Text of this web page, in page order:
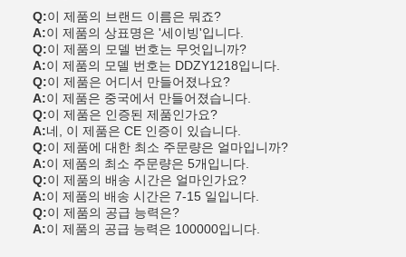
Q:이 제품의 브랜드 이름은 뭐죠?
A:이 제품의 상표명은 '세이빙'입니다.
Q:이 제품의 모델 번호는 무엇입니까?
A:이 제품의 모델 번호는 DDZY1218입니다.
Q:이 제품은 어디서 만들어졌나요?
A:이 제품은 중국에서 만들어졌습니다.
Q:이 제품은 인증된 제품인가요?
A:네, 이 제품은 CE 인증이 있습니다.
Q:이 제품에 대한 최소 주문량은 얼마입니까?
A:이 제품의 최소 주문량은 5개입니다.
Q:이 제품의 배송 시간은 얼마인가요?
A:이 제품의 배송 시간은 7-15 일입니다.
Q:이 제품의 공급 능력은?
A:이 제품의 공급 능력은 100000입니다.